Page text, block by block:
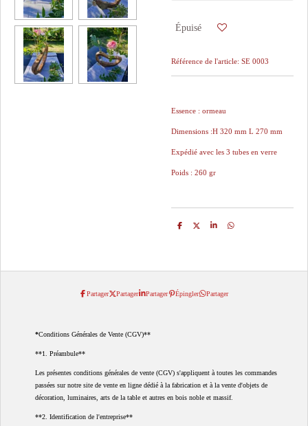
Épuisé
Référence de l'article: SE 0003
Essence : ormeau
Dimensions :H 320 mm L 270 mm
Expédié avec les 3 tubes en verre
Poids : 260 gr
P
P
P
P
Partager
Partager Partager Épingler Partager
*Conditions Générales de Vente (CGV)**
**1. Préambule**
Les présentes conditions générales de vente (CGV) s'appliquent à toutes les commandes
passées sur notre site de vente en ligne dédié à la fabrication et à la vente d'objets de
décoration, luminaires, arts de la table et autres en bois noble et massif.
**2. Identification de l'entreprise**